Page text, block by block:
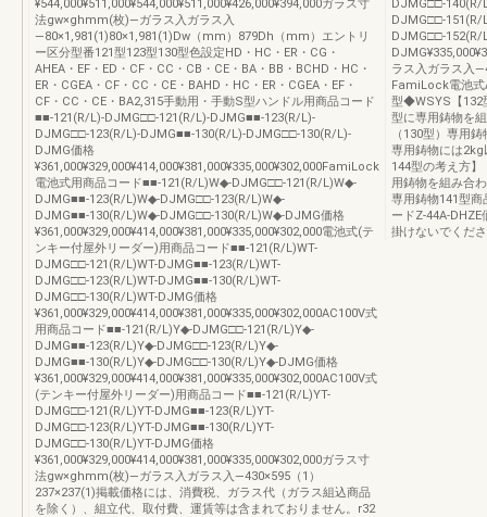
¥544,000¥511,000¥544,000¥511,000¥426,000¥394,000ガラス寸
法gw×ghmm(枚)―ガラス入ガラス入
―80×1,981(1)80×1,981(1)Dw（mm）879Dh（mm）エントリ
ー区分型番121型123型130型色設定HD・HC・ER・CG・
AHEA・EF・ED・CF・CC・CB・CE・BA・BB・BCHD・HC・
ER・CGEA・CF・CC・CE・BAHD・HC・ER・CGEA・EF・
CF・CC・CE・BA2,315手動用・手動S型ハンドル用商品コード
■■-121(R/L)-DJMG□□-121(R/L)-DJMG■■-123(R/L)-
DJMG□□-123(R/L)-DJMG■■-130(R/L)-DJMG□□-130(R/L)-
DJMG価格
¥361,000¥329,000¥414,000¥381,000¥335,000¥302,000FamiLock
電池式用商品コード■■-121(R/L)W◆-DJMG□□-121(R/L)W◆-
DJMG■■-123(R/L)W◆-DJMG□□-123(R/L)W◆-
DJMG■■-130(R/L)W◆-DJMG□□-130(R/L)W◆-DJMG価格
¥361,000¥329,000¥414,000¥381,000¥335,000¥302,000電池式(テ
ンキー付屋外リーダー)用商品コード■■-121(R/L)WT-
DJMG□□-121(R/L)WT-DJMG■■-123(R/L)WT-
DJMG□□-123(R/L)WT-DJMG■■-130(R/L)WT-
DJMG□□-130(R/L)WT-DJMG価格
¥361,000¥329,000¥414,000¥381,000¥335,000¥302,000AC100V式
用商品コード■■-121(R/L)Y◆-DJMG□□-121(R/L)Y◆-
DJMG■■-123(R/L)Y◆-DJMG□□-123(R/L)Y◆-
DJMG■■-130(R/L)Y◆-DJMG□□-130(R/L)Y◆-DJMG価格
¥361,000¥329,000¥414,000¥381,000¥335,000¥302,000AC100V式
(テンキー付屋外リーダー)用商品コード■■-121(R/L)YT-
DJMG□□-121(R/L)YT-DJMG■■-123(R/L)YT-
DJMG□□-123(R/L)YT-DJMG■■-130(R/L)YT-
DJMG□□-130(R/L)YT-DJMG価格
¥361,000¥329,000¥414,000¥381,000¥335,000¥302,000ガラス寸
法gw×ghmm(枚)―ガラス入ガラス入―430×595（1）
237×237(1)掲載価格には、消費税、ガラス代（ガラス組込商品
を除く）、組立代、取付費、運賃等は含まれておりません。r32
DJMG□□-140(R/
DJMG□□-151(R/
DJMG□□-152(R/
ラス入ガラス入
FamiLock電池式
型◆WSYS【132
型に専用鋳物を
（130型）専用
専用鋳物には2kg
144型の考え方
用鋳物を組み合
専用鋳物141型商
ードZ-44A-
掛けないでくだ